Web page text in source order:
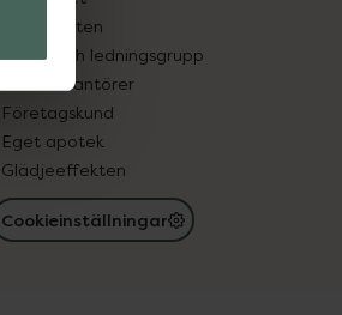
Samarbeten
Ägare och ledningsgrupp
För leverantörer
Företagskund
Eget apotek
Glädjeeffekten
Cookieinställningar